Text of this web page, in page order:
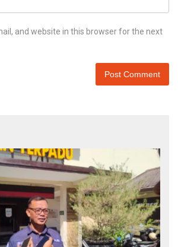
and website in this browser for the next